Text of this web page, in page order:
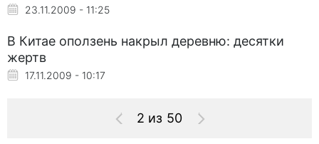
23.11.2009 - 11:25
В Китае оползень накрыл деревню: десятки
жертв
17.11.2009 - 10:17
2 из 50